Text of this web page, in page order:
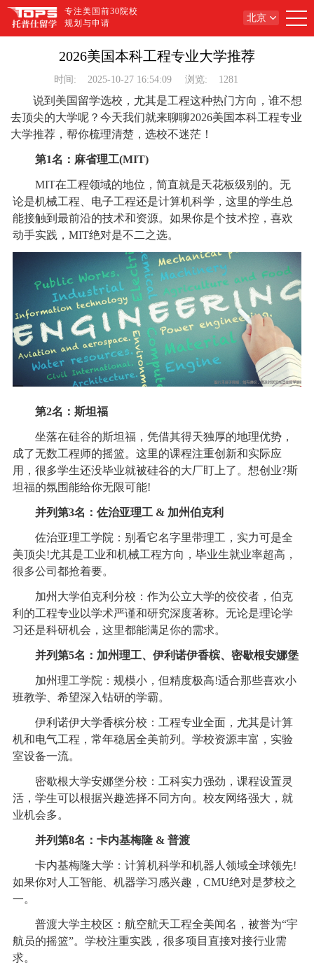
专注美国前30院校
规划与申请
北京
2026美国本科工程专业大学推荐
时间: 2025-10-27 16:54:09 浏览: 1281
说到美国留学选校，尤其是工程这种热门方向，谁不想
去顶尖的大学呢？今天我们就来聊聊2026美国本科工程专业
大学推荐，帮你梳理清楚，选校不迷茫！
第1名：麻省理工(MIT)
MIT在工程领域的地位，简直就是天花板级别的。无
论是机械工程、电子工程还是计算机科学，这里的学生总
能接触到最前沿的技术和资源。如果你是个技术控，喜欢
动手实践，MIT绝对是不二之选。
第2名：斯坦福
坐落在硅谷的斯坦福，凭借其得天独厚的地理优势，
成了无数工程师的摇篮。这里的课程注重创新和实际应
用，很多学生还没毕业就被硅谷的大厂盯上了。想创业?斯
坦福的氛围能给你无限可能!
并列第3名：佐治亚理工 & 加州伯克利
佐治亚理工学院：别看它名字里带理工，实力可是全
美顶尖!尤其是工业和机械工程方向，毕业生就业率超高，
很多公司都抢着要。
加州大学伯克利分校：作为公立大学的佼佼者，伯克
利的工程专业以学术严谨和研究深度著称。无论是理论学
习还是科研机会，这里都能满足你的需求。
并列第5名：加州理工、伊利诺伊香槟、密歇根安娜堡
加州理工学院：规模小，但精度极高!适合那些喜欢小
班教学、希望深入钻研的学霸。
伊利诺伊大学香槟分校：工程专业全面，尤其是计算
机和电气工程，常年稳居全美前列。学校资源丰富，实验
室设备一流。
密歇根大学安娜堡分校：工科实力强劲，课程设置灵
活，学生可以根据兴趣选择不同方向。校友网络强大，就
业机会多。
并列第8名：卡内基梅隆 & 普渡
卡内基梅隆大学：计算机科学和机器人领域全球领先!
如果你对人工智能、机器学习感兴趣，CMU绝对是梦校之
一。
普渡大学主校区：航空航天工程全美闻名，被誉为“宇
航员的摇篮”。学校注重实践，很多项目直接对接行业需
求。